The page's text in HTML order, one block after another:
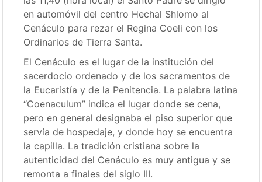
en automóvil del centro Hechal Shlomo al
Cenáculo para rezar el Regina Coeli con los
Ordinarios de Tierra Santa.
El Cenáculo es el lugar de la institución del
sacerdocio ordenado y de los sacramentos de
la Eucaristía y de la Penitencia. La palabra latina
“Coenaculum” indica el lugar donde se cena,
pero en general designaba el piso superior que
servía de hospedaje, y donde hoy se encuentra
la capilla. La tradición cristiana sobre la
autenticidad del Cenáculo es muy antigua y se
remonta a finales del siglo III.